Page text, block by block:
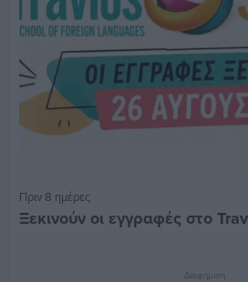
Πριν 8 ημέρες
Ξεκινούν οι εγγραφές στο
Διαφήμιση